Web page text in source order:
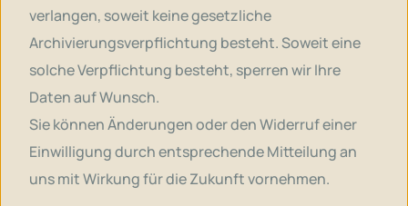
verlangen, soweit keine gesetzliche
Archivierungsverpflichtung besteht. Soweit eine
solche Verpflichtung besteht, sperren wir Ihre
Daten auf Wunsch.
Sie können Änderungen oder den Widerruf einer
Einwilligung durch entsprechende Mitteilung an
uns mit Wirkung für die Zukunft vornehmen.